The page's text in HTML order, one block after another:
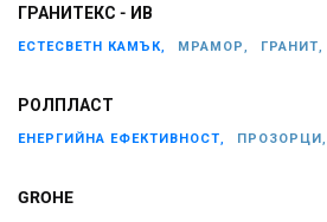
ГРАНИТЕКС - ИВ
ЕСТЕСВЕТН КАМЪК, МРАМОР, ГРАНИТ,
РОЛПЛАСТ
ЕНЕРГИЙНА ЕФЕКТИВНОСТ, ПРОЗОРЦИ,
GROHE